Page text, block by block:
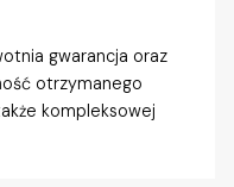
gwarancja oraz
otrzymanego
kompleksowej